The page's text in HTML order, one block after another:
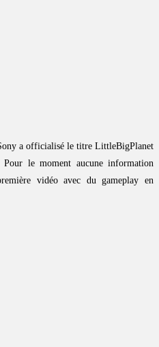
a officialisé le titre LittleBigPlanet
le moment aucune information
vidéo avec du gameplay en